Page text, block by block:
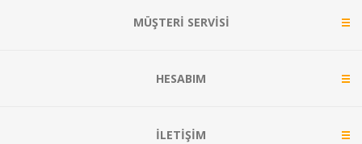
MÜŞTERI SERVISI
HESABIM
İLETIŞIM